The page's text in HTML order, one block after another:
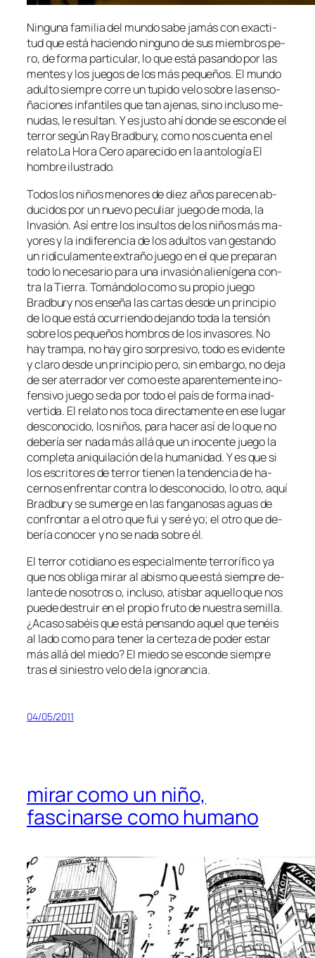
Ninguna fa­mi­lia del mun­do sa­be ja­más con exac­ti­
tud que es­tá ha­cien­do nin­guno de sus miem­bros pe­
ro, de for­ma par­ti­cu­lar, lo que es­tá pa­san­do por las
men­tes y los jue­gos de los más pe­que­ños. El mun­do
adul­to siem­pre co­rre un tu­pi­do ve­lo so­bre las en­so­
ña­cio­nes in­fan­ti­les que tan aje­nas, sino in­clu­so me­
nu­das, le re­sul­tan. Y es jus­to ahí don­de se es­con­de el
te­rror se­gún Ray Bradbury, co­mo nos cuen­ta en el
re­la­to La Hora Cero apa­re­ci­do en la an­to­lo­gía El
hom­bre ilustrado.
Todos los ni­ños me­no­res de diez años pa­re­cen ab­
du­ci­dos por un nue­vo pe­cu­liar jue­go de mo­da, la
Invasión. Así en­tre los in­sul­tos de los ni­ños más ma­
yo­res y la in­di­fe­ren­cia de los adul­tos van ges­tan­do
un ri­dí­cu­la­men­te ex­tra­ño jue­go en el que pre­pa­ran
to­do lo ne­ce­sa­rio pa­ra una in­va­sión alie­ní­ge­na con­
tra la Tierra. Tomándolo co­mo su pro­pio jue­go
Bradbury nos en­se­ña las car­tas des­de un prin­ci­pio
de lo que es­tá ocu­rrien­do de­jan­do to­da la ten­sión
so­bre los pe­que­ños hom­bros de los in­va­so­res. No
hay tram­pa, no hay gi­ro sor­pre­si­vo, to­do es evi­den­te
y cla­ro des­de un prin­ci­pio pe­ro, sin em­bar­go, no de­ja
de ser ate­rra­dor ver co­mo es­te apa­ren­te­men­te ino­
fen­si­vo jue­go se da por to­do el país de for­ma inad­
ver­ti­da. El re­la­to nos to­ca di­rec­ta­men­te en ese lu­gar
des­co­no­ci­do, los ni­ños, pa­ra ha­cer así de lo que no
de­be­ría ser na­da más allá que un ino­cen­te jue­go la
com­ple­ta ani­qui­la­ción de la hu­ma­ni­dad. Y es que si
los es­cri­to­res de te­rror tie­nen la ten­den­cia de ha­
cer­nos en­fren­tar con­tra lo des­co­no­ci­do, lo otro, aquí
Bradbury se su­mer­ge en las fan­ga­no­sas aguas de
con­fron­tar a el otro quefui y se­ré yo; el otro que de­
be­ría co­no­cer y no se na­da so­bre él.
El te­rror co­ti­diano es es­pe­cial­men­te te­rro­rí­fi­co ya
que nos obli­ga mi­rar al abis­mo que es­tá siem­pre de­
lan­te de no­so­tros o, in­clu­so, atis­bar aque­llo que nos
pue­de des­truir en el pro­pio fru­to de nues­tra se­mi­lla.
¿Acaso sa­béis que es­tá pen­san­do aquel que te­néis
al la­do co­mo pa­ra te­ner la cer­te­za de po­der es­tar
más allá del mie­do? El mie­do se es­con­de siem­pre
tras el si­nies­tro ve­lo de la ignorancia.
04/05/2011
mirar como un niño,
fascinarse como humano